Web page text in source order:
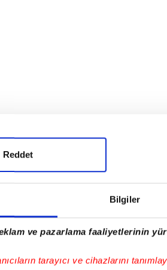
Bilgiler
ve pazarlama faaliyetlerinin
tarayıcı ve cihazlarını
Reddet
YERDE!